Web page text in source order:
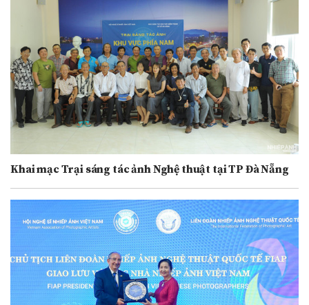
Khai mạc Trại sáng tác ảnh Nghệ thuật tại TP Đà Nẵng